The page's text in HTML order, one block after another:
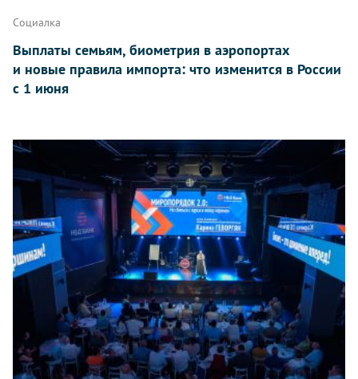
Социалка
Выплаты семьям, биометрия в аэропортах
и новые правила импорта: что изменится в России
с 1 июня